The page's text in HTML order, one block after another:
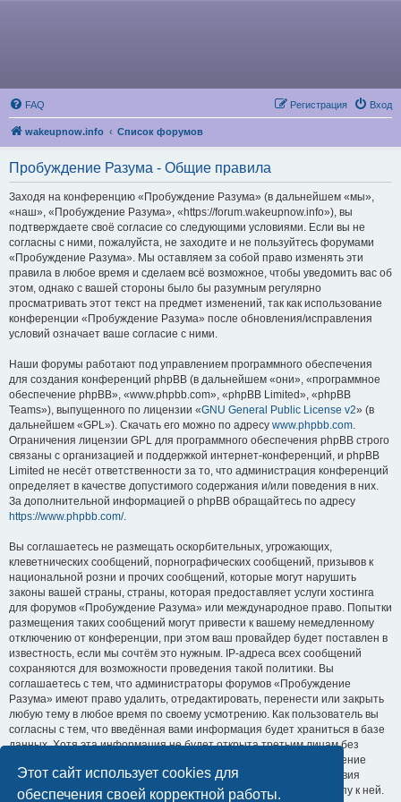
Этот сайт использует cookies для
обеспечения своей корректной работы.
FAQ Вход
Регистрация
wakeupnow.info Список форумов
Пробуждение Разума - Общие правила
Заходя на конференцию «Пробуждение Разума» (в дальнейшем «мы»,
«наш», «Пробуждение Разума», «https://forum.wakeupnow.info»), вы
подтверждаете своё согласие со следующими условиями. Если вы не
согласны с ними, пожалуйста, не заходите и не пользуйтесь форумами
«Пробуждение Разума». Мы оставляем за собой право изменять эти
правила в любое время и сделаем всё возможное, чтобы уведомить вас об
этом, однако с вашей стороны было бы разумным регулярно
просматривать этот текст на предмет изменений, так как использование
конференции «Пробуждение Разума» после обновления/исправления
условий означает ваше согласие с ними.
Наши форумы работают под управлением программного обеспечения
для создания конференций phpBB (в дальнейшем «они», «программное
обеспечение phpBB», «www.phpbb.com», «phpBB Limited», «phpBB
Teams»), выпущенного по лицензии «GNU General Public License v2» (в
дальнейшем «GPL»). Скачать его можно по адресу www.phpbb.com.
Ограничения лицензии GPL для программного обеспечения phpBB строго
связаны с организацией и поддержкой интернет-конференций, и phpBB
Limited не несёт ответственности за то, что администрация конференций
определяет в качестве допустимого содержания и/или поведения в них.
За дополнительной информацией о phpBB обращайтесь по адресу
https://www.phpbb.com/.
Вы соглашаетесь не размещать оскорбительных, угрожающих,
клеветнических сообщений, порнографических сообщений, призывов к
национальной розни и прочих сообщений, которые могут нарушить
законы вашей страны, страны, которая предоставляет услуги хостинга
для форумов «Пробуждение Разума» или международное право. Попытки
размещения таких сообщений могут привести к вашему немедленному
отключению от конференции, при этом ваш провайдер будет поставлен в
известность, если мы сочтём это нужным. IP-адреса всех сообщений
сохраняются для возможности проведения такой политики. Вы
соглашаетесь с тем, что администраторы форумов «Пробуждение
Разума» имеют право удалить, отредактировать, перенести или закрыть
любую тему в любое время по своему усмотрению. Как пользователь вы
согласны с тем, что введённая вами информация будет храниться в базе
данных. Хотя эта информация не будет открыта третьим лицам без
вашего разрешения, ни администрация конференции «Пробуждение
Разума», ни phpBB Limited не может быть ответственна за действия
хакеров, которые могут привести к несанкционированному доступу к ней.